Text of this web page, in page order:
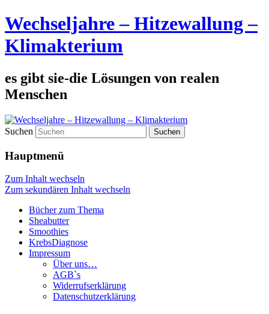
Wechseljahre – Hitzewallung –
Klimakterium
es gibt sie-die Lösungen von realen
Menschen
Suchen
Hauptmenü
Zum Inhalt wechseln
Zum sekundären Inhalt wechseln
Bücher zum Thema
Sheabutter
Smoothies
KrebsDiagnose
Impressum
Über uns…
AGB`s
Widerrufserklärung
Datenschutzerklärung